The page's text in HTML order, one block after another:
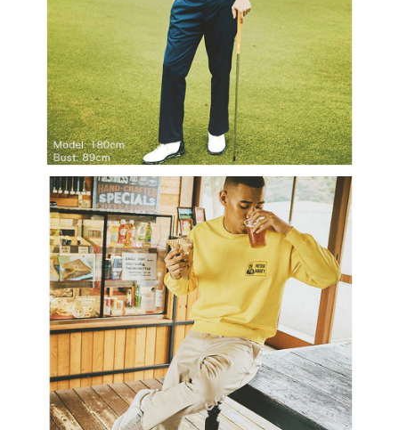
２．關於個人資料處理事宜，請瀏覽以下網址：
https://aftee.tw/terms/#terms3
３．未成年的使用者請事先徵得法定代理人或監護人之同意方可使用
「AFTEE先享後付」，若未經同意申辦者引起之損失，本公司不負相關責
４．使用「AFTEE先享後付」時，將依據個別帳號之用戶狀況，依本公司即
時審查核予不同之上限額度；若仍有額度不足之情形，本公司將視審查結果
請求用戶進行身份認證。
５．嚴禁一人註冊多個帳號或使用他人資訊註冊。若發現惡意使用之情形，
恩沛科技股份有限公司將有權停止該用戶之使用額度並採取法律行動。
免運費
離島宅配
免運費